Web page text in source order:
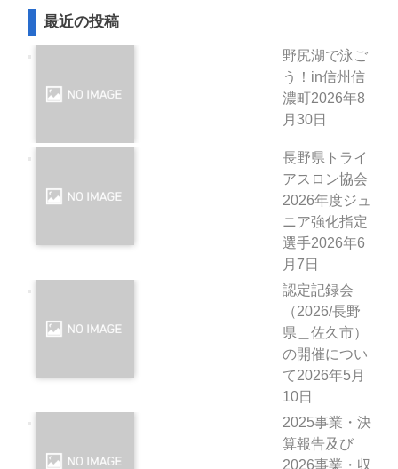
最近の投稿
野尻湖で泳ご
う！in信州信
濃町 2026年8
月30日
長野県トライ
アスロン協会
2026年度ジュ
ニア強化指定
選手2026年6
月7日
認定記録会
（2026/長野
県＿佐久市）
の開催につい
て2026年5月
10日
2025事業・決
算報告及び
2026事業・収